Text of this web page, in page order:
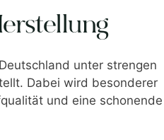
unter strengen
Dabei wird besonderer
und eine schonende